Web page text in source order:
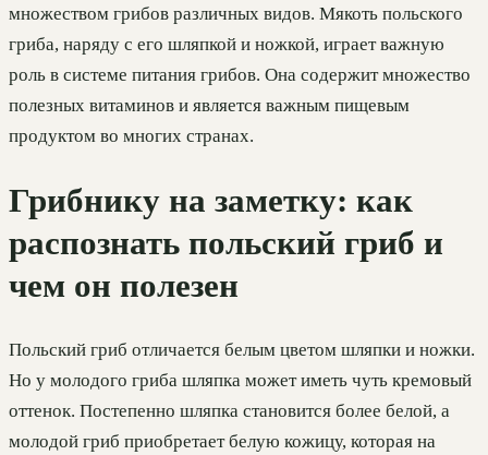
множеством грибов различных видов. Мякоть польского
гриба, наряду с его шляпкой и ножкой, играет важную
роль в системе питания грибов. Она содержит множество
полезных витаминов и является важным пищевым
продуктом во многих странах.
Грибнику на заметку: как
распознать польский гриб и
чем он полезен
Польский гриб отличается белым цветом шляпки и ножки.
Но у молодого гриба шляпка может иметь чуть кремовый
оттенок. Постепенно шляпка становится более белой, а
молодой гриб приобретает белую кожицу, которая на